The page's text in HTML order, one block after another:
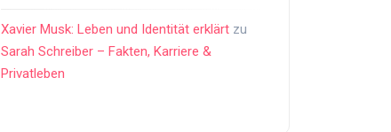
Xavier Musk: Leben und Identität erklärt zu
Sarah Schreiber – Fakten, Karriere &
Privatleben